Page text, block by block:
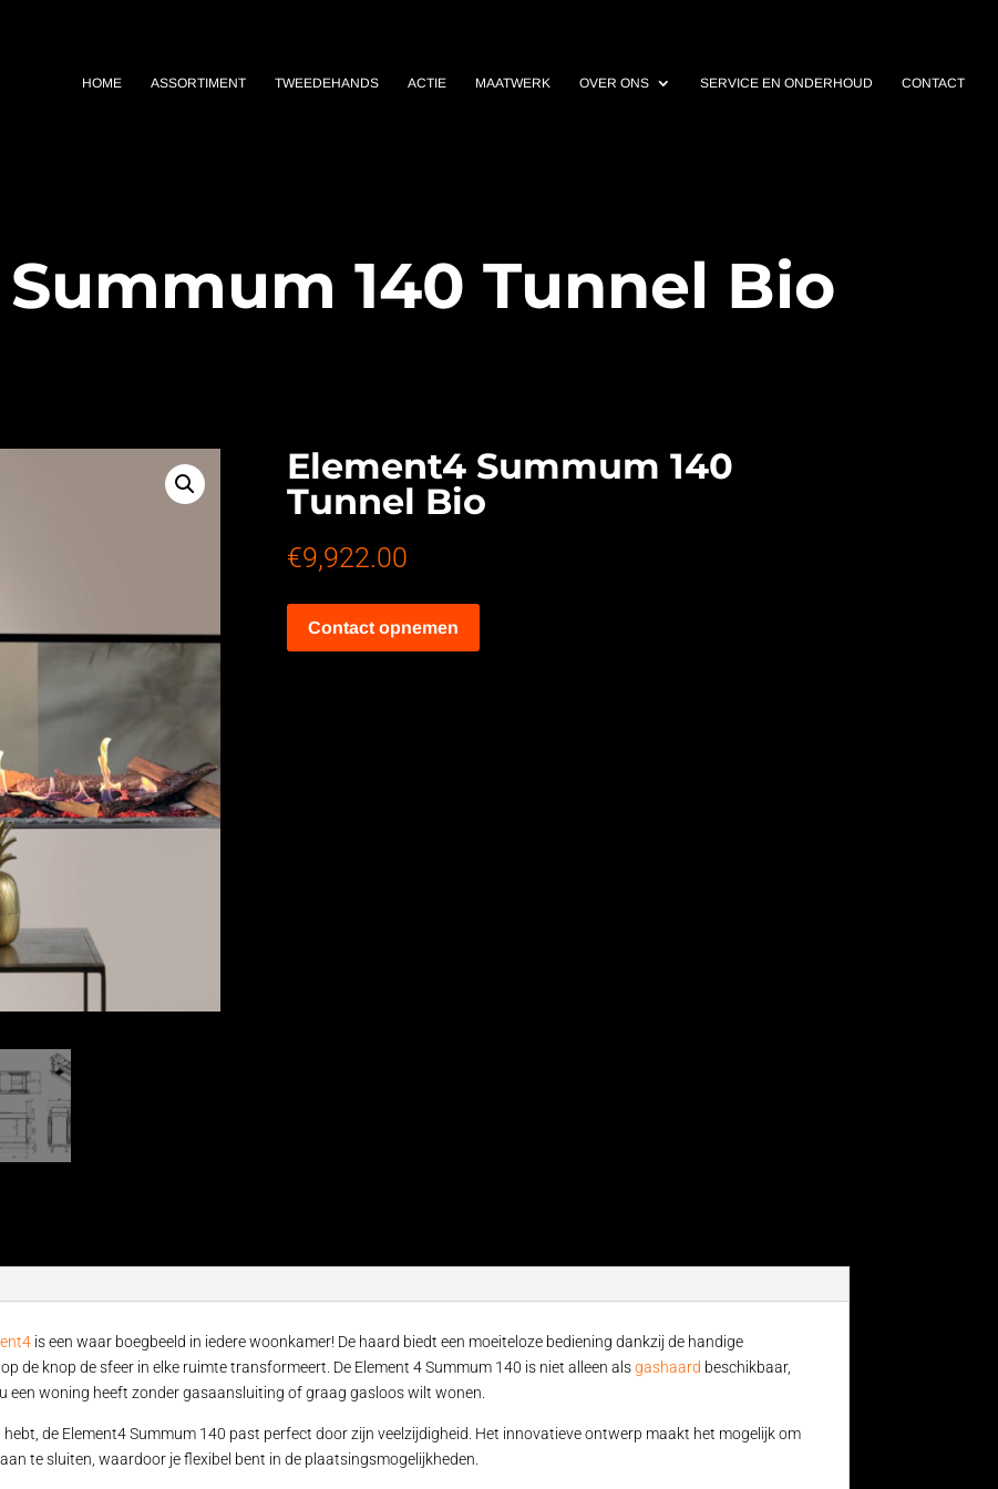
HOME ASSORTIMENT TWEEDEHANDS ACTIE MAATWERK OVER ONS SERVICE EN ONDERHOUD CONTACT
140 Tunnel Bio
Element4 Summum 140
Tunnel Bio
€9,922.00
Contact opnemen
is een waar boegbeeld in iedere woonkamer! De haard biedt een moeiteloze bediening dankzij de handige
de knop de sfeer in elke ruimte transformeert. De Element 4 Summum 140 is niet alleen alsgashaard beschikbaar,
een woning heeft zonder gasaansluiting of graag gasloos wilt wonen.
de Element4 Summum 140 past perfect door zijn veelzijdigheid. Het innovatieve ontwerp maakt het mogelijk om
te sluiten, waardoor je flexibel bent in de plaatsingsmogelijkheden.